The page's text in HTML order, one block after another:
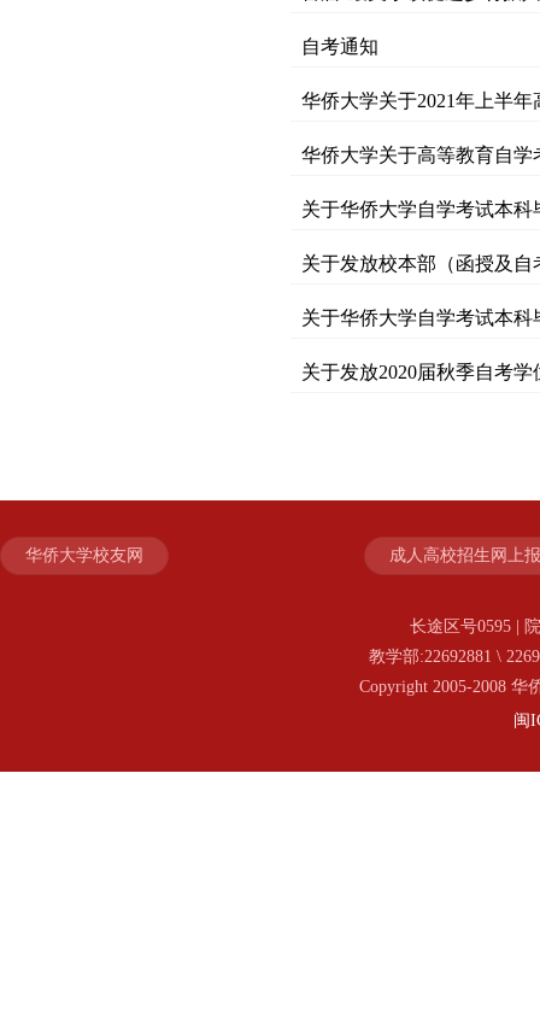
自考通知
华侨大学关于2021年上半
华侨大学关于高等教育自学
关于华侨大学自学考试本
关于发放校本部（函授及
关于华侨大学自学考试本
关于发放2020届秋季自考
华侨大学校友网 成人高校招生网上
长途区号0595 |
教学部:22692881 \
Copyright 2005-2008 华
闽